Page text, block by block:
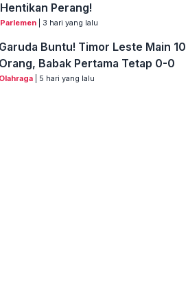
Hentikan Perang!
Parlemen | 3 hari yang lalu
Garuda Buntu! Timor Leste Main 10
Orang, Babak Pertama Tetap 0-0
Olahraga| 5 hari yang lalu